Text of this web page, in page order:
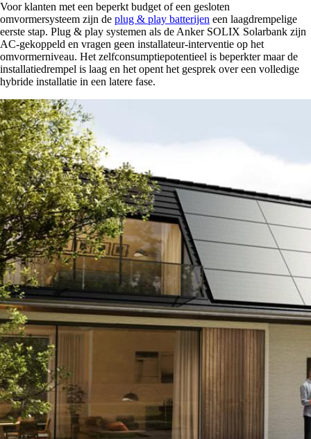
Voor klanten met een beperkt budget of een gesloten
omvormersysteem zijn de plug & play batterijen een laagdrempelige
eerste stap. Plug & play systemen als de Anker SOLIX Solarbank zijn
AC-gekoppeld en vragen geen installateur-interventie op het
omvormerniveau. Het zelfconsumptiepotentieel is beperkter maar de
installatiedrempel is laag en het opent het gesprek over een volledige
hybride installatie in een latere fase.